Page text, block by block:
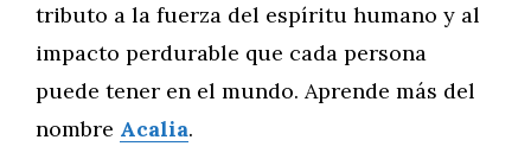
tributo a la fuerza del espíritu humano y al
impacto perdurable que cada persona
puede tener en el mundo. Aprende más del
nombre Acalia.